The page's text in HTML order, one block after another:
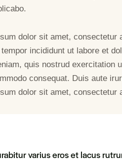
dolor sit amet, consectetur
incididunt ut labore et
quis nostrud exercitation
consequat. Duis aute
dolor sit amet, consectetur
varius eros et lacus